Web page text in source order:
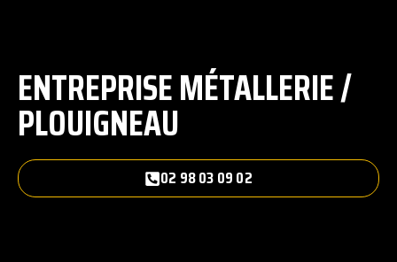
ENTREPRISE MÉTALLERIE /
PLOUIGNEAU
02 98 03 09 02